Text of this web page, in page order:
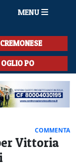
MENU
OGLIO PO
COMMENTA
Vittoria